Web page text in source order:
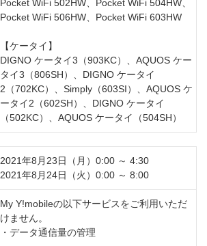
Pocket WiFi 502HW、Pocket WiFi 504HW、
Pocket WiFi 506HW、Pocket WiFi 603HW
【ケータイ】
DIGNO ケータイ3（903KC）、AQUOS ケー
タイ3（806SH）、DIGNO ケータイ
2（702KC）、Simply（603SI）、AQUOS ケ
ータイ2（602SH）、DIGNO ケータイ
（502KC）、AQUOS ケータイ（504SH）
2021年8月23日（月）0:00 ～ 4:30
2021年8月24日（火）0:00 ～ 8:00
My Y!mobileの以下サービスをご利用いただ
けません。
・データ通信量の管理